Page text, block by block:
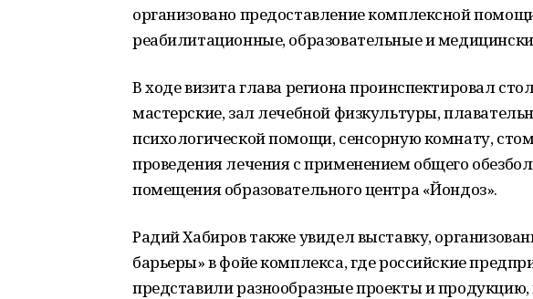
организовано предоставление комплексной
реабилитационные, образовательные и
В ходе визита глава региона проинспектировал
мастерские, зал лечебной физкультуры,
психологической помощи, сенсорную комнату,
проведения лечения с применением общего
помещения образовательного центра «Йондоз».
Радий Хабиров также увидел выставку,
барьеры» в фойе комплекса, где российские
представили разнообразные проекты и